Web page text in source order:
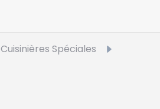
Cuisinières Spéciales